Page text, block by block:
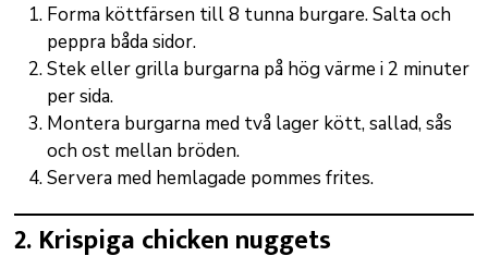
Forma köttfärsen till 8 tunna burgare. Salta och
peppra båda sidor.
Stek eller grilla burgarna på hög värme i 2 minuter
per sida.
Montera burgarna med två lager kött, sallad, sås
och ost mellan bröden.
Servera med hemlagade pommes frites.
2. Krispiga chicken nuggets